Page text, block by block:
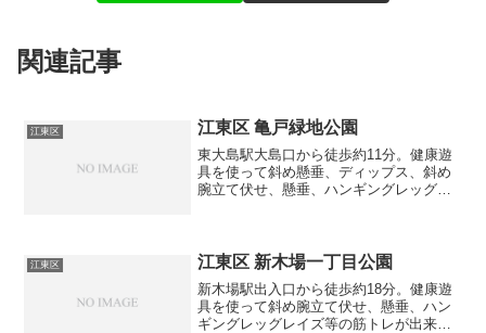
関連記事
江東区 江東区 亀戸緑地公園
東大島駅大島口から徒歩約11分。健康遊
具を使って斜め懸垂、ディップス、斜め
腕立て伏せ、懸垂、ハンギングレッグレ
江東区 江東区 新木場一丁目公園
新木場駅出入口から徒歩約18分。健康遊
具を使って斜め腕立て伏せ、懸垂、ハン
ギングレッグレイズ等の筋トレが出来る